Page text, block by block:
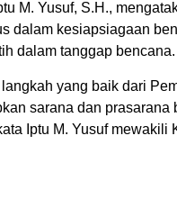
M. Yusuf, S.H.,
dalam kesiapsiagaan
dalam tanggap bencana.
yang baik dari
sarana dan prasarana
Iptu M. Yusuf mewakili